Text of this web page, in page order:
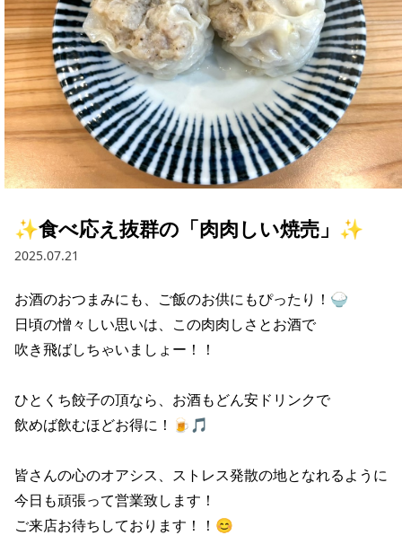
代表者あいさつ
グループ会社
会社概要
沿革
経営陣
組織図
所在地
飲食事業紹介
飲食事業紹介トップ
や台ずし
ニパチ
これや
焼とりてっぱん
玉鋼
せんと
や台や
華花
IR（株主・投資家）情報
IR情報トップ
会長メッセージ
コーポレートガバナンス
業績推移
財政状況
株式情報
IRライブラリトップ
決算短信
決算説明資料
有価証券報告書等法定開示資料
株主通信
IRカレンダー
株主優待
電子公告
採用情報
採用情報トップ
パート・アルバイト
店舗物件・店舗施工管理業者の募集
お問い合わせ
IRお問い合わせ
ご意見・アンケート（ご来店の方）
プライバシーポリシー
サイトマップ
✨食べ応え抜群の「肉肉しい焼売」✨
2025.07.21
お酒のおつまみにも、ご飯のお供にもぴったり！🍚
日頃の憎々しい思いは、この肉肉しさとお酒で
吹き飛ばしちゃいましょー！！
ひとくち餃子の頂なら、お酒もどん安ドリンクで
飲めば飲むほどお得に！🍺🎵
皆さんの心のオアシス、ストレス発散の地となれるように
今日も頑張って営業致します！
ご来店お待ちしております！！😊